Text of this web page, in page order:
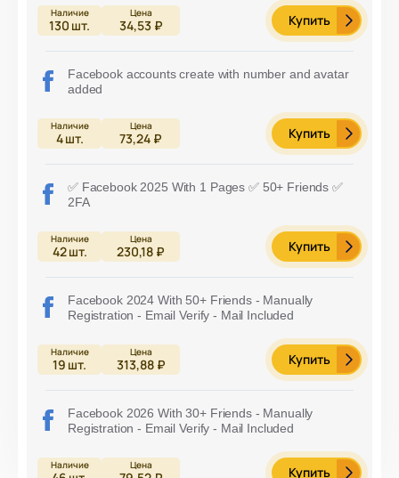
130 шт. 34,53 ₽ Купить
Facebook accounts create with number and avatar
added
4шт. 73,24 ₽ Купить
✅ Facebook 2025 With 1 Pages ✅ 50+ Friends ✅
2FA
42шт. 230,18 ₽ Купить
Facebook 2024 With 50+ Friends - Manually
Registration - Email Verify - Mail Included
19 шт. 313,88 ₽ Купить
Facebook 2026 With 30+ Friends - Manually
Registration - Email Verify - Mail Included
Купить